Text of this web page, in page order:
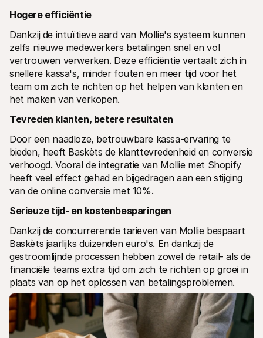
Hogere efficiëntie
Dankzij de intuïtieve aard van Mollie's systeem kunnen
zelfs nieuwe medewerkers betalingen snel en vol
vertrouwen verwerken. Deze efficiëntie vertaalt zich in
snellere kassa's, minder fouten en meer tijd voor het
team om zich te richten op het helpen van klanten en
het maken van verkopen.
Tevreden klanten, betere resultaten
Door een naadloze, betrouwbare kassa-ervaring te
bieden, heeft Baskèts de klanttevredenheid en conversie
verhoogd. Vooral de integratie van Mollie met Shopify
heeft veel effect gehad en bijgedragen aan een stijging
van de online conversie met 10%.
Serieuze tijd- en kostenbesparingen
Dankzij de concurrerende tarieven van Mollie bespaart
Baskèts jaarlijks duizenden euro's. En dankzij de
gestroomlijnde processen hebben zowel de retail- als de
financiële teams extra tijd om zich te richten op groei in
plaats van op het oplossen van betalingsproblemen.